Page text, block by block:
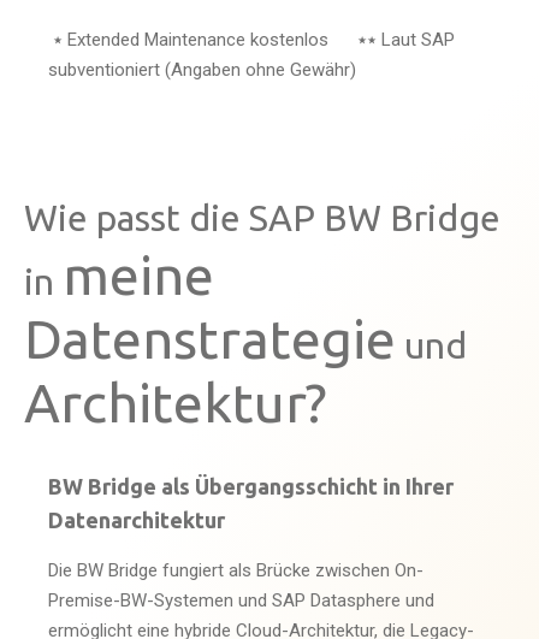
subventioniert (Angaben ohne Gewähr)
Wie passt die SAP BW Bridge
in meine
Datenstrategie und
Architektur?
BW Bridge als Übergangsschicht in Ihrer
Datenarchitektur
Die BW Bridge fungiert als Brücke zwischen On-
Premise-BW-Systemen und SAP Datasphere und
ermöglicht eine hybride Cloud-Architektur, die Legacy-